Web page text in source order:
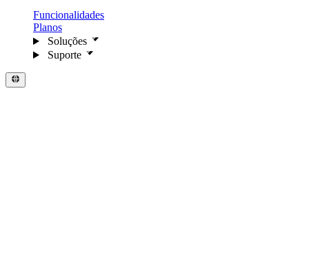
Funcionalidades
Planos
Soluções
Suporte